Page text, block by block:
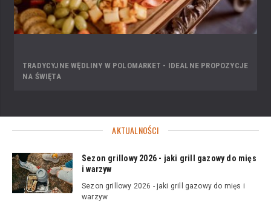
TRADYCYJNE WĘDLINY W POLOMARKET - IDEALNE PROPOZYCJE
NA ŚWIĘTA
AKTUALNOŚCI
Sezon grillowy 2026 - jaki grill gazowy do mięs
i warzyw
Sezon grillowy 2026 - jaki grill gazowy do mięs i
warzyw